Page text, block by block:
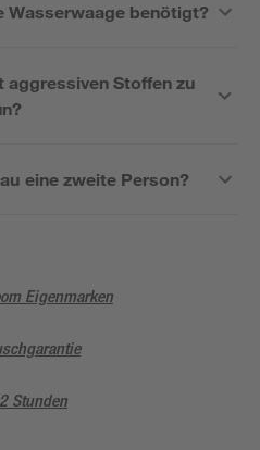
Wasserwaage benötigt?
Stoffen zu
eine zweite Person?
Eigenmarken
Stunden